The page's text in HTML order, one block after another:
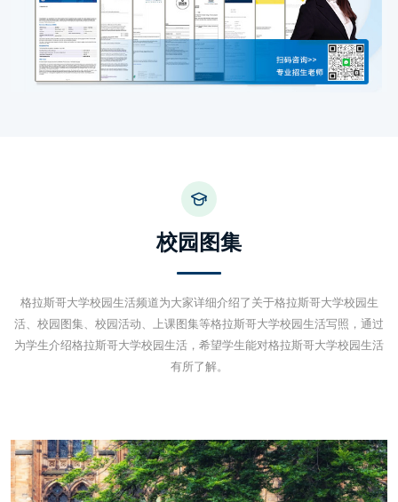
校园图集
格拉斯哥大学校园生活频道为大家详细介绍了关于格拉斯哥大学校园生
活、校园图集、校园活动、上课图集等格拉斯哥大学校园生活写照，通过
为学生介绍格拉斯哥大学校园生活，希望学生能对格拉斯哥大学校园生活
有所了解。